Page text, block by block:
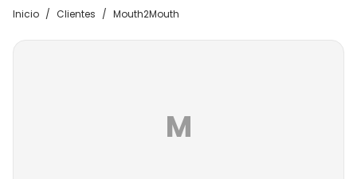
Inicio / Clientes / Mouth2Mouth
M